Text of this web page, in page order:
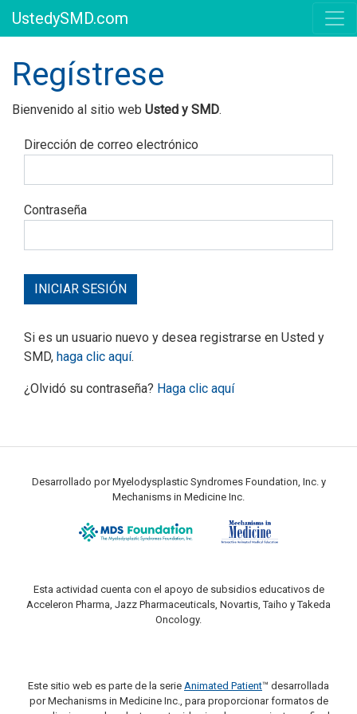
UstedySMD.com
Regístrese
Bienvenido al sitio web Usted y SMD.
Dirección de correo electrónico
Contraseña
Si es un usuario nuevo y desea registrarse en Usted y
SMD, haga clic aquí.
¿Olvidó su contraseña? Haga clic aquí
Desarrollado por Myelodysplastic Syndromes Foundation, Inc. y
Mechanisms in Medicine Inc.
Esta actividad cuenta con el apoyo de subsidios educativos de
Acceleron Pharma, Jazz Pharmaceuticals, Novartis, Taiho y Takeda
Oncology.
Este sitio web es parte de la serie Animated Patient™ desarrollada
por Mechanisms in Medicine Inc., para proporcionar formatos de